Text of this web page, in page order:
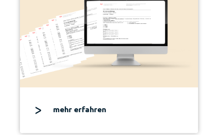
mehr erfahren